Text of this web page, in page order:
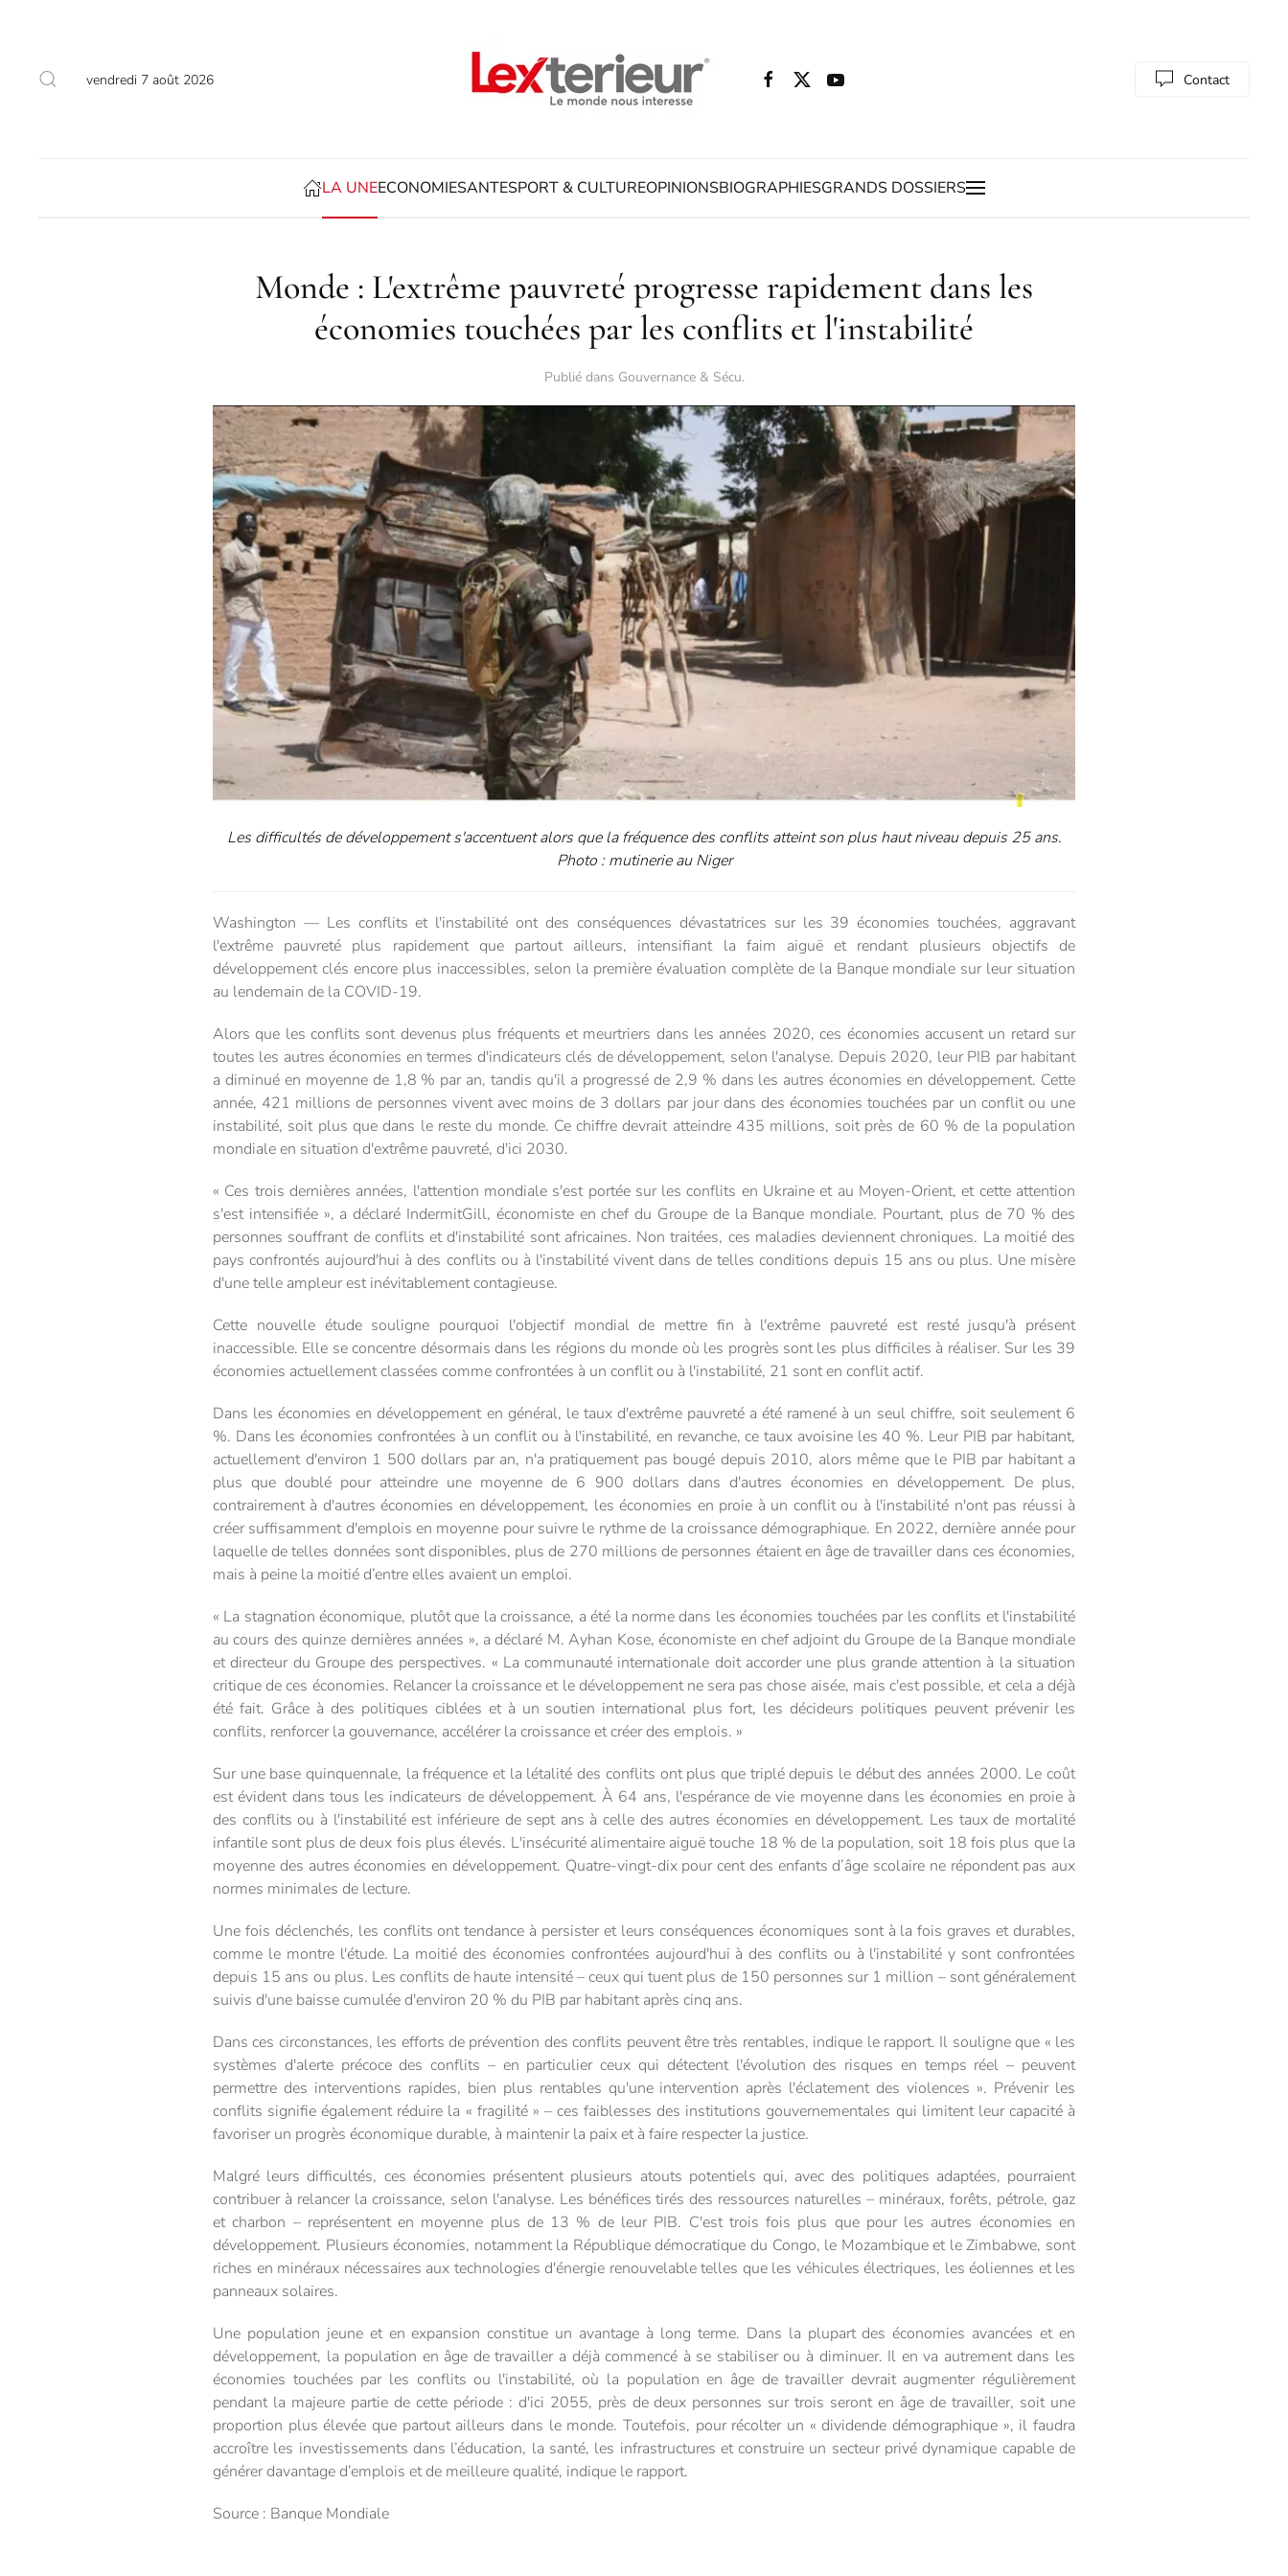
vendredi 7 août 2026 Contact
LA UNEECONOMIESANTESPORT & CULTUREOPINIONSBIOGRAPHIESGRANDS DOSSIERS
Monde : L'extrême pauvreté progresse rapidement dans les
économies touchées par les conflits et l'instabilité
Publié dans Gouvernance & Sécu.
Les difficultés de développement s'accentuent alors que la fréquence des conflits atteint son plus haut niveau depuis 25 ans.
Photo : mutinerie au Niger
Washington — Les conflits et l'instabilité ont des conséquences dévastatrices sur les 39 économies touchées, aggravant
l'extrême pauvreté plus rapidement que partout ailleurs, intensifiant la faim aiguë et rendant plusieurs objectifs de
développement clés encore plus inaccessibles, selon la première évaluation complète de la Banque mondiale sur leur situation
au lendemain de la COVID-19.
Alors que les conflits sont devenus plus fréquents et meurtriers dans les années 2020, ces économies accusent un retard sur
toutes les autres économies en termes d'indicateurs clés de développement, selon l'analyse. Depuis 2020, leur PIB par habitant
a diminué en moyenne de 1,8 % par an, tandis qu'il a progressé de 2,9 % dans les autres économies en développement. Cette
année, 421 millions de personnes vivent avec moins de 3 dollars par jour dans des économies touchées par un conflit ou une
instabilité, soit plus que dans le reste du monde. Ce chiffre devrait atteindre 435 millions, soit près de 60 % de la population
mondiale en situation d'extrême pauvreté, d'ici 2030.
« Ces trois dernières années, l'attention mondiale s'est portée sur les conflits en Ukraine et au Moyen-Orient, et cette attention
s'est intensifiée », a déclaré IndermitGill, économiste en chef du Groupe de la Banque mondiale. Pourtant, plus de 70 % des
personnes souffrant de conflits et d'instabilité sont africaines. Non traitées, ces maladies deviennent chroniques. La moitié des
pays confrontés aujourd'hui à des conflits ou à l'instabilité vivent dans de telles conditions depuis 15 ans ou plus. Une misère
d'une telle ampleur est inévitablement contagieuse.
Cette nouvelle étude souligne pourquoi l'objectif mondial de mettre fin à l'extrême pauvreté est resté jusqu'à présent
inaccessible. Elle se concentre désormais dans les régions du monde où les progrès sont les plus difficiles à réaliser. Sur les 39
économies actuellement classées comme confrontées à un conflit ou à l'instabilité, 21 sont en conflit actif.
Dans les économies en développement en général, le taux d'extrême pauvreté a été ramené à un seul chiffre, soit seulement 6
%. Dans les économies confrontées à un conflit ou à l'instabilité, en revanche, ce taux avoisine les 40 %. Leur PIB par habitant,
actuellement d'environ 1 500 dollars par an, n'a pratiquement pas bougé depuis 2010, alors même que le PIB par habitant a
plus que doublé pour atteindre une moyenne de 6 900 dollars dans d'autres économies en développement. De plus,
contrairement à d'autres économies en développement, les économies en proie à un conflit ou à l'instabilité n'ont pas réussi à
créer suffisamment d'emplois en moyenne pour suivre le rythme de la croissance démographique. En 2022, dernière année pour
laquelle de telles données sont disponibles, plus de 270 millions de personnes étaient en âge de travailler dans ces économies,
mais à peine la moitié d’entre elles avaient un emploi.
« La stagnation économique, plutôt que la croissance, a été la norme dans les économies touchées par les conflits et l'instabilité
au cours des quinze dernières années », a déclaré M. Ayhan Kose, économiste en chef adjoint du Groupe de la Banque mondiale
et directeur du Groupe des perspectives. « La communauté internationale doit accorder une plus grande attention à la situation
critique de ces économies. Relancer la croissance et le développement ne sera pas chose aisée, mais c'est possible, et cela a déjà
été fait. Grâce à des politiques ciblées et à un soutien international plus fort, les décideurs politiques peuvent prévenir les
conflits, renforcer la gouvernance, accélérer la croissance et créer des emplois. »
Sur une base quinquennale, la fréquence et la létalité des conflits ont plus que triplé depuis le début des années 2000. Le coût
est évident dans tous les indicateurs de développement. À 64 ans, l'espérance de vie moyenne dans les économies en proie à
des conflits ou à l'instabilité est inférieure de sept ans à celle des autres économies en développement. Les taux de mortalité
infantile sont plus de deux fois plus élevés. L'insécurité alimentaire aiguë touche 18 % de la population, soit 18 fois plus que la
moyenne des autres économies en développement. Quatre-vingt-dix pour cent des enfants d’âge scolaire ne répondent pas aux
normes minimales de lecture.
Une fois déclenchés, les conflits ont tendance à persister et leurs conséquences économiques sont à la fois graves et durables,
comme le montre l'étude. La moitié des économies confrontées aujourd'hui à des conflits ou à l'instabilité y sont confrontées
depuis 15 ans ou plus. Les conflits de haute intensité – ceux qui tuent plus de 150 personnes sur 1 million – sont généralement
suivis d'une baisse cumulée d'environ 20 % du PIB par habitant après cinq ans.
Dans ces circonstances, les efforts de prévention des conflits peuvent être très rentables, indique le rapport. Il souligne que « les
systèmes d'alerte précoce des conflits – en particulier ceux qui détectent l'évolution des risques en temps réel – peuvent
permettre des interventions rapides, bien plus rentables qu'une intervention après l'éclatement des violences ». Prévenir les
conflits signifie également réduire la « fragilité » – ces faiblesses des institutions gouvernementales qui limitent leur capacité à
favoriser un progrès économique durable, à maintenir la paix et à faire respecter la justice.
Malgré leurs difficultés, ces économies présentent plusieurs atouts potentiels qui, avec des politiques adaptées, pourraient
contribuer à relancer la croissance, selon l'analyse. Les bénéfices tirés des ressources naturelles – minéraux, forêts, pétrole, gaz
et charbon – représentent en moyenne plus de 13 % de leur PIB. C'est trois fois plus que pour les autres économies en
développement. Plusieurs économies, notamment la République démocratique du Congo, le Mozambique et le Zimbabwe, sont
riches en minéraux nécessaires aux technologies d'énergie renouvelable telles que les véhicules électriques, les éoliennes et les
panneaux solaires.
Une population jeune et en expansion constitue un avantage à long terme. Dans la plupart des économies avancées et en
développement, la population en âge de travailler a déjà commencé à se stabiliser ou à diminuer. Il en va autrement dans les
économies touchées par les conflits ou l'instabilité, où la population en âge de travailler devrait augmenter régulièrement
pendant la majeure partie de cette période : d'ici 2055, près de deux personnes sur trois seront en âge de travailler, soit une
proportion plus élevée que partout ailleurs dans le monde. Toutefois, pour récolter un « dividende démographique », il faudra
accroître les investissements dans l’éducation, la santé, les infrastructures et construire un secteur privé dynamique capable de
générer davantage d’emplois et de meilleure qualité, indique le rapport.
Source : Banque Mondiale